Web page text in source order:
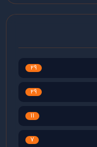
29
29
11
7